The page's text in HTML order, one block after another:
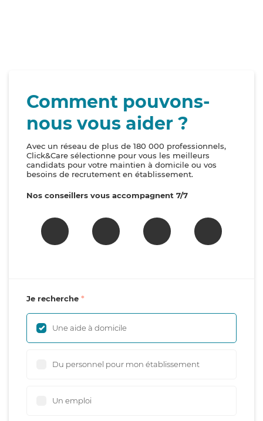
Comment pouvons-
nous vous aider ?
Avec un réseau de plus de 180 000 professionnels,
Click&Care sélectionne pour vous les meilleurs
candidats pour votre maintien à domicile ou vos
besoins de recrutement en établissement.
Nos conseillers vous accompagnent 7/7
Je recherche
Une aide à domicile
Du personnel pour mon établissement
Un emploi